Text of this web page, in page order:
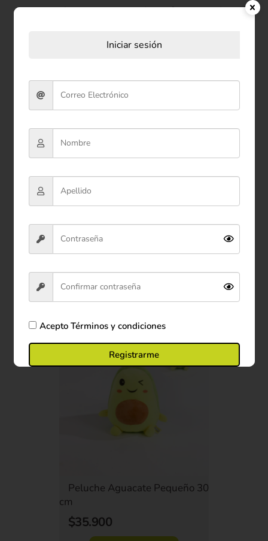
Productos relacionados
Peluche Caballo Grande 48
cm
$114.900
Comprar ahora
Peluche Aguacate Pequeño 30
cm
$35.900
Iniciar sesión
AceptoTérminos y condiciones
Registrarme